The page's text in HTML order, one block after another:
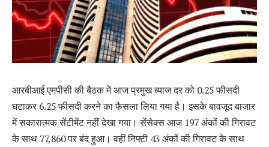
आरबीआई एमपीसी की बैठक में आज प्रमुख ब्याज दर को 0.25 फीसदी
घटाकर 6.25 फीसदी करने का फैसला लिया गया है। इसके बावजूद बाजार
में सकारात्मक सेंटीमेंट नहीं देखा गया। सेंसेक्स आज 197 अंकों की गिरावट
के साथ 77,860 पर बंद हुआ। वहीं निफ्टी 43 अंकों की गिरावट के साथ